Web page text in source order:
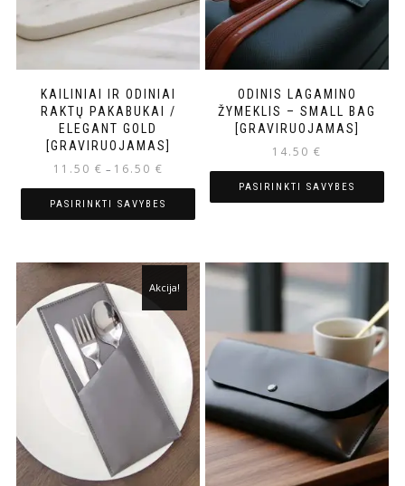
KAILINIAI IR ODINIAI
RAKTŲ PAKABUKAI /
ELEGANT GOLD
[GRAVIRUOJAMAS]
11.50 € – 16.50 €
PASIRINKTI SAVYBES
ODINIS LAGAMINO
ŽYMEKLIS – SMALL BAG
[GRAVIRUOJAMAS]
14.50 €
PASIRINKTI SAVYBES
Akcija!